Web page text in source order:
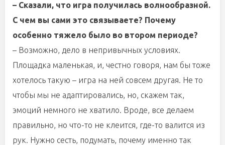
– Сказали, что игра получилась волнообразной.
С чем вы сами это связываете? Почему
особенно тяжело было во втором периоде?
– Возможно, дело в непривычных условиях.
Площадка маленькая, и, честно говоря, нам бы тоже
хотелось такую – игра на ней совсем другая. Не то
чтобы мы не адаптировались, но, скажем так,
эмоций немного не хватило. Вроде, все делаем
правильно, но что-то не клеится, где-то валится из
рук. Нужно сесть, подумать, почему именно так